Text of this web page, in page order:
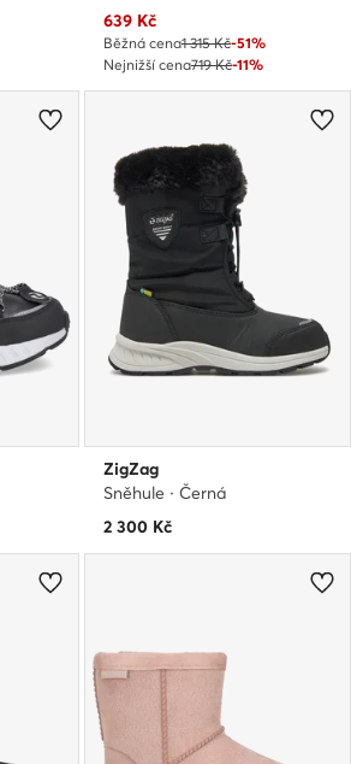
Aktuální cena
639 Kč
Běžná cena1 315 Kč-51%
Nejnižší cena719 Kč-11%
ZigZag
Sněhule · Černá
2 300 Kč